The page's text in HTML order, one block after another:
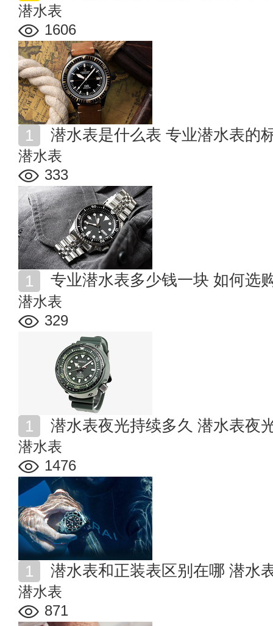
潜水表
1606
潜水表是什么表 专业潜水表的
潜水表
333
专业潜水表多少钱一块 如何选
潜水表
329
潜水表夜光持续多久 潜水表夜
潜水表
1476
潜水表和正装表区别在哪 潜水
潜水表
871